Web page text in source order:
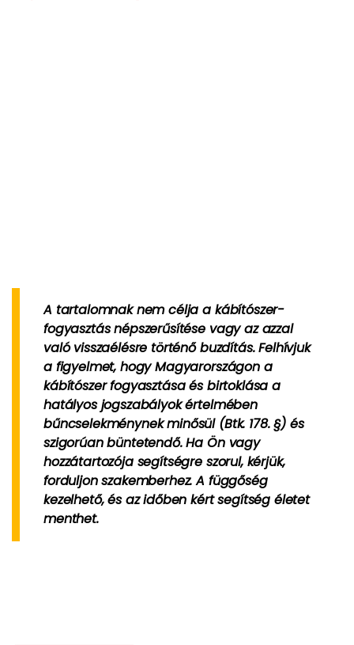
A tartalomnak nem célja a kábítószer-
fogyasztás népszerűsítése vagy az azzal
való visszaélésre történő buzdítás. Felhívjuk
a figyelmet, hogy Magyarországon a
kábítószer fogyasztása és birtoklása a
hatályos jogszabályok értelmében
bűncselekménynek minősül (Btk. 178. §) és
szigorúan büntetendő. Ha Ön vagy
hozzátartozója segítségre szorul, kérjük,
forduljon szakemberhez. A függőség
kezelhető, és az időben kért segítség életet
menthet.